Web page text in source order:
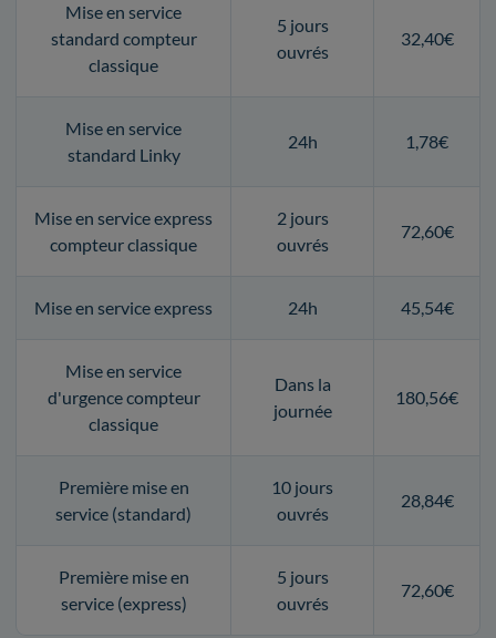
Mise en service
standard compteur
classique
5 jours
ouvrés
32,40€
Mise en service
standard Linky
24h 1,78€
Mise en service express
compteur classique
2 jours
ouvrés
72,60€
Mise en service express 24h 45,54€
Mise en service
d'urgence compteur
classique
Dans la
journée
180,56€
Première mise en
service (standard)
10 jours
ouvrés
28,84€
Première mise en
service (express)
5 jours
ouvrés
72,60€